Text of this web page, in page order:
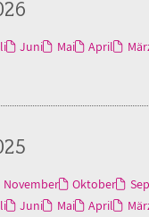
Juni Mai April
November Oktober
Juni Mai April